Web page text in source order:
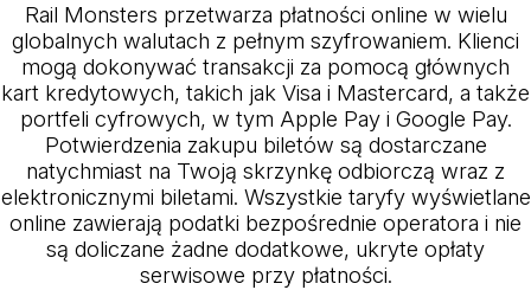
Rail Monsters przetwarza płatności online w wielu
globalnych walutach z pełnym szyfrowaniem. Klienci
mogą dokonywać transakcji za pomocą głównych
kart kredytowych, takich jak Visa i Mastercard, a także
portfeli cyfrowych, w tym Apple Pay i Google Pay.
Potwierdzenia zakupu biletów są dostarczane
natychmiast na Twoją skrzynkę odbiorczą wraz z
elektronicznymi biletami. Wszystkie taryfy wyświetlane
online zawierają podatki bezpośrednie operatora i nie
są doliczane żadne dodatkowe, ukryte opłaty
serwisowe przy płatności.